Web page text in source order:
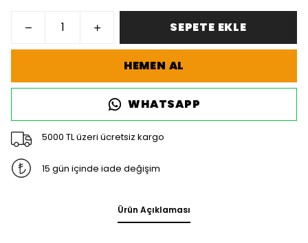
SEPETE EKLE
HEMEN AL
WHATSAPP
5000 TL üzeri ücretsiz kargo
15 gün içinde iade değişim
Ürün Açıklaması